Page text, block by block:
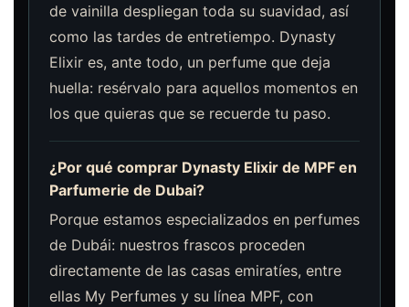
de vainilla despliegan toda su suavidad, así
como las tardes de entretiempo. Dynasty
Elixir es, ante todo, un perfume que deja
huella: resérvalo para aquellos momentos en
los que quieras que se recuerde tu paso.
¿Por qué comprar Dynasty Elixir de MPF en
Parfumerie de Dubai?
Porque estamos especializados en perfumes
de Dubái: nuestros frascos proceden
directamente de las casas emiratíes, entre
ellas My Perfumes y su línea MPF, con